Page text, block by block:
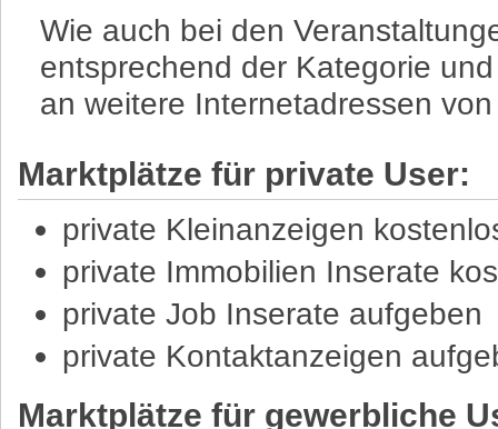
Wie auch bei den
entsprechend der Kategorie
an weitere Internetadressen
Marktplätze für private User:
private Kleinanzeigen
private Immobilien Inserate
private Job Inserate aufgeben
private Kontaktanzeigen
Marktplätze für gewerbliche